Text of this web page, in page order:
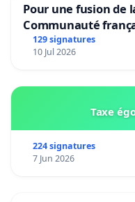
Pour une fusion de
Communauté
Bruxelles)
129 signatures
10 Jul 2026
Taxe
224 signatures
7 Jun 2026